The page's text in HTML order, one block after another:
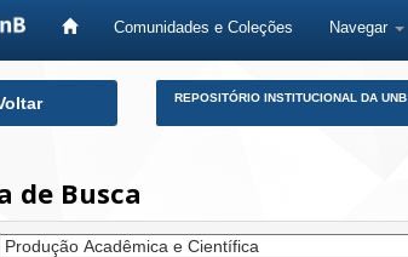
Comunidades e Coleções Navegar
REPOSITÓRIO INSTITUCIONAL DA UNB
de Busca